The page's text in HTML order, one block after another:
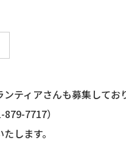
ティアさんも募集してお
7717）
します。